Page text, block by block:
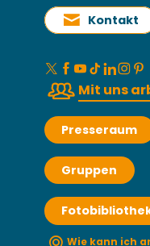
Kontakt
Mit uns
Presseraum
Gruppen
Wie kann ich